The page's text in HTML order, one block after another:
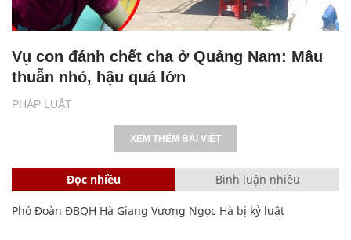
PHÁP LUẬT
Vụ con đánh chết cha ở Quảng Nam: Mâu
thuẫn nhỏ, hậu quả lớn
XEM THÊM BÀI VIẾT
Đọc nhiều Bình luận nhiều
Phó Đoàn ĐBQH Hà Giang Vương Ngọc Hà bị kỷ luật